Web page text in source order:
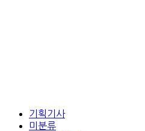
기획기사
미분류